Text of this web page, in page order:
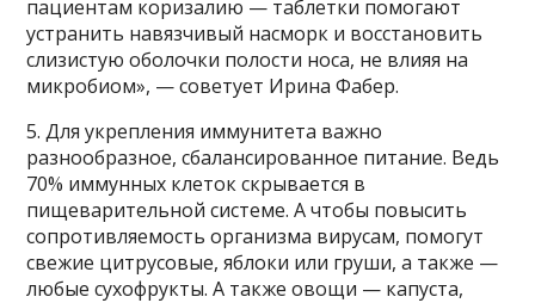
пациентам коризалию — таблетки помогают
устранить навязчивый насморк и восстановить
слизистую оболочки полости носа, не влияя на
микробиом», — советует Ирина Фабер.
5. Для укрепления иммунитета важно
разнообразное, сбалансированное питание. Ведь
70% иммунных клеток скрывается в
пищеварительной системе. А чтобы повысить
сопротивляемость организма вирусам, помогут
свежие цитрусовые, яблоки или груши, а также —
любые сухофрукты. А также овощи — капуста,